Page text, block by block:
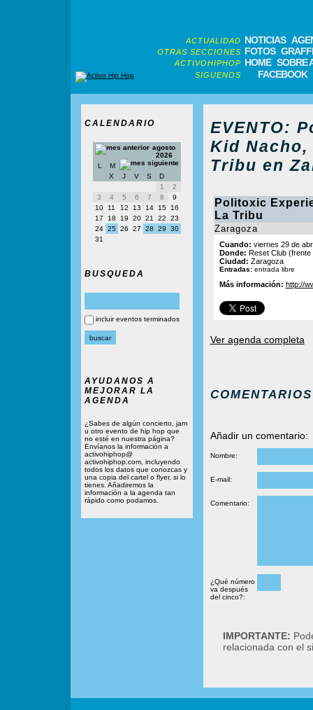
ACTUALIDAD NOTICIAS
OTRAS SECCIONES FOTOS
ACTIVOHIPHOP HOME SOBRE
SIGUENOS FACEBOOK
CALENDARIO
agosto
2026
L
M
X
J V S
D
1
2
3
4 5 6 7 8
9
10
11 12 13 14 15
16
17
18 19 20 21 22
23
24 25 26 27 28 29
30
31
BUSQUEDA
incluir eventos terminados
AYUDANOS A
MEJORAR LA
AGENDA
¿Sabes de algún concierto, jam
u otro evento de hip hop que
no esté en nuestra página?
Envíanos la información a
activohiphop@
activohiphop.com, incluyendo
todos los datos que conozcas y
una copia del cartel o flyer, si lo
tienes. Añadiremos la
información a la agenda tan
rápido como podamos.
EVENTO:
Kid Nacho,
Tribu en
Politoxic
La Tribu
Zaragoza
Cuando: viernes 29 de
Donde: Reset Club
Ciudad: Zaragoza
Entradas: entrada libre
Más información: http://
Ver agenda completa
COMENTARIOS
Añadir un comentario:
Nombre:
E-mail:
Comentario:
¿Qué número
va después
del cinco?:
IMPORTANTE:
relacionada con el